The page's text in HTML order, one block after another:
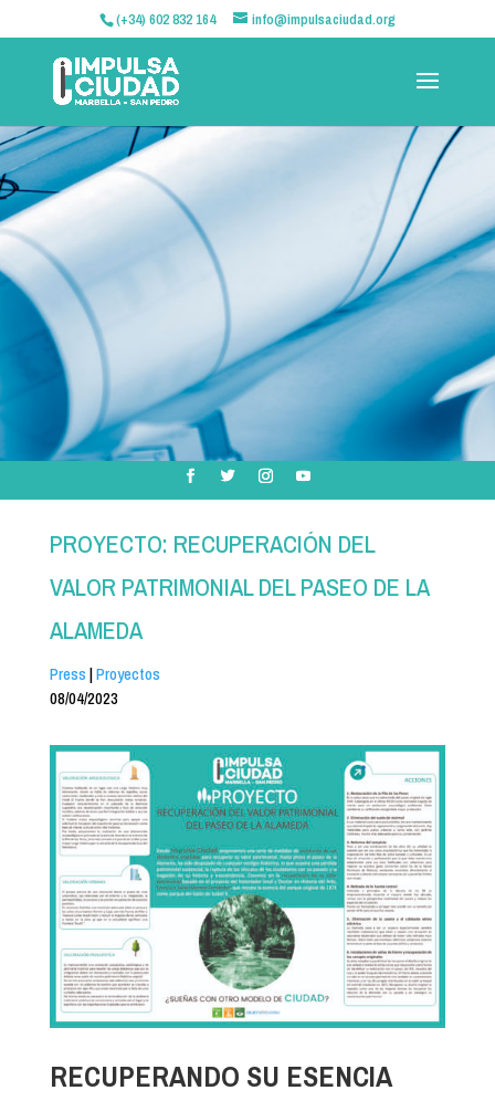
(+34) 602 832 164 info@impulsaciudad.org
PROYECTO: RECUPERACIÓN DEL
VALOR PATRIMONIAL DEL PASEO DE LA
ALAMEDA
Press|Proyectos
08/04/2023
RECUPERANDO SU ESENCIA